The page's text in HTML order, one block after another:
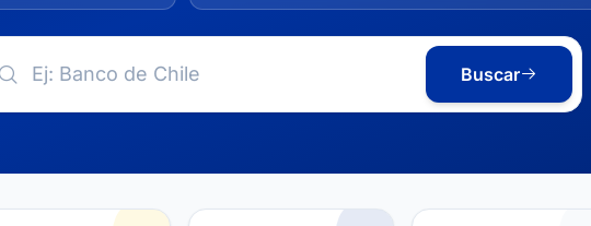
Buscar